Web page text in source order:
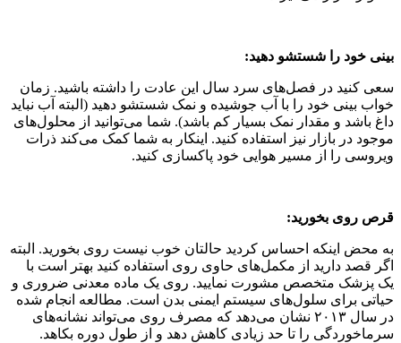
بینی خود را شستشو دهید:
سعی کنید در فصل‌های سرد سال این عادت را داشته باشید. زمان
خواب بینی خود را با آب جوشیده و نمک شستشو دهید (البته آب نباید
داغ باشد و مقدار نمک بسیار کم باشد). شما می‌توانید از محلول‌های
موجود در بازار نیز استفاده کنید. اینکار به شما کمک می‌کند ذرات
ویروسی را از مسیر هوایی خود پاکسازی کنید.
قرص روی بخورید:
به محض اینکه احساس کردید حالتان خوب نیست روی بخورید. البته
اگر قصد دارید از مکمل‌های حاوی روی استفاده کنید بهتر است با
یک پزشک متخصص مشورت نمایید. روی یک ماده معدنی ضروری و
حیاتی برای سلول‌های سیستم ایمنی بدن است. مطالعه انجام شده
در سال ۲۰۱۳ نشان می‌دهد که مصرف روی می‌تواند نشانه‌های
سرماخوردگی را تا حد زیادی کاهش دهد و از طول دوره بکاهد.